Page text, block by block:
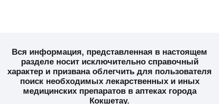
Вся информация, представленная в настоящем
разделе носит исключительно справочный
характер и призвана облегчить для пользователя
поиск необходимых лекарственных и иных
медицинских препаратов в аптеках города
Кокшетау.